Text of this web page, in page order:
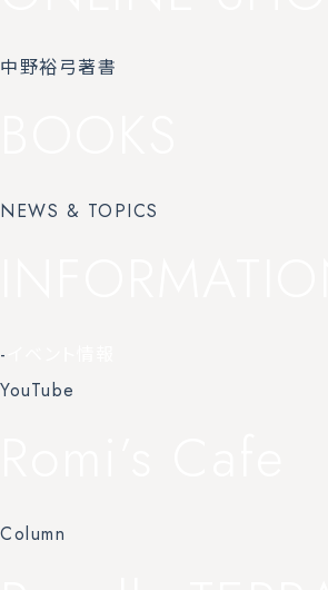
中野裕弓著書
NEWS & TOPICS
-
YouTube
Column